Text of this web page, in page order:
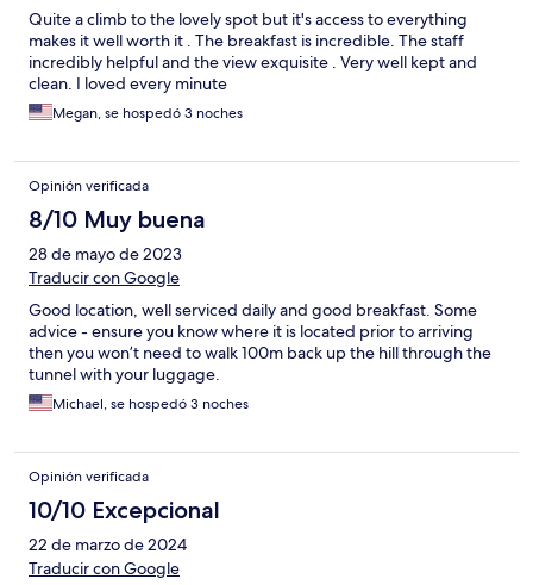
Quite a climb to the lovely spot but it's access to everything
makes it well worth it . The breakfast is incredible. The staff
incredibly helpful and the view exquisite . Very well kept and
clean. I loved every minute
Megan, se hospedó 3 noches
Opinión verificada
8/10 Muy buena
28 de mayo de 2023
Traducir con Google
Good location, well serviced daily and good breakfast. Some
advice - ensure you know where it is located prior to arriving
then you won’t need to walk 100m back up the hill through the
tunnel with your luggage.
Michael, se hospedó 3 noches
Opinión verificada
10/10 Excepcional
22 de marzo de 2024
Traducir con Google